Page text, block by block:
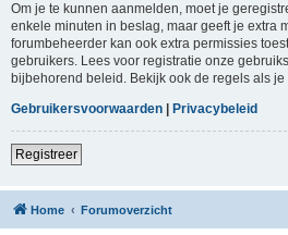
Om je te kunnen aanmelden, moet je
enkele minuten in beslag, maar geeft je extra
forumbeheerder kan ook extra permissies
gebruikers. Lees voor registratie onze
bijbehorend beleid. Bekijk ook de regels als je
Gebruikersvoorwaarden | Privacybeleid
Registreer
Home Forumoverzicht